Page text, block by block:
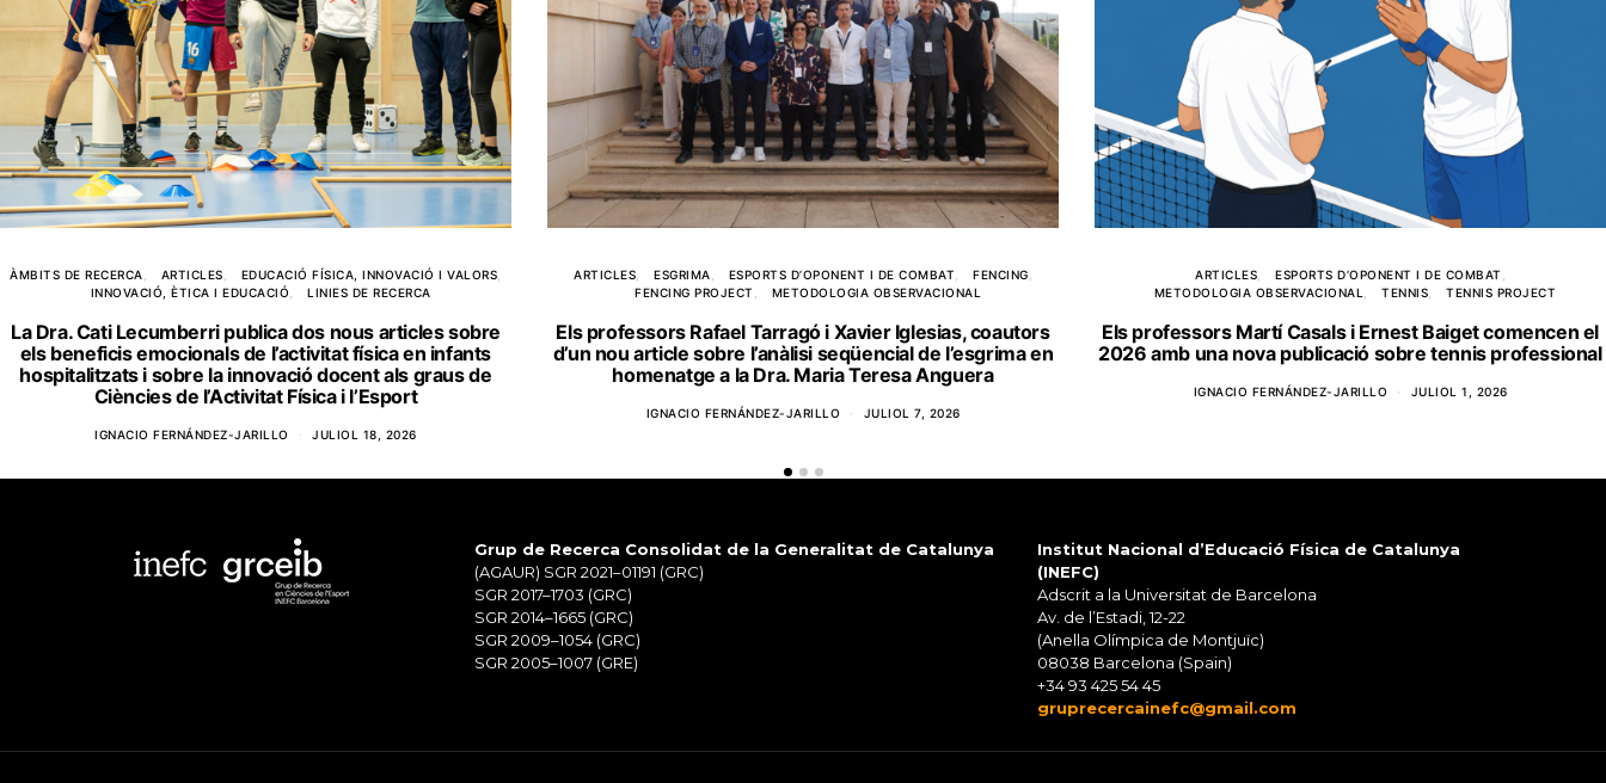
ÀMBITS DE RECERCA ARTICLES
EDUCACIÓ FÍSICA, INNOVACIÓ I VALORS
INNOVACIÓ, ÈTICA I EDUCACIÓ
LINIES DE RECERCA
La Dra. Cati Lecumberri publica dos nous articles sobre
els beneficis emocionals de l’activitat física en infants
hospitalitzats i sobre la innovació docent als graus de
Ciències de l’Activitat Física i l’Esport
IGNACIO FERNÁNDEZ-JARILLO JULIOL 18, 2026
ARTICLES ESGRIMA ESPORTS D’OPONENT I DE COMBAT
FENCING
FENCING PROJECT
METODOLOGIA OBSERVACIONAL
Els professors Rafael Tarragó i Xavier Iglesias, coautors
d’un nou article sobre l’anàlisi seqüencial de l’esgrima en
homenatge a la Dra. Maria Teresa Anguera
IGNACIO FERNÁNDEZ-JARILLO JULIOL 7, 2026
ARTICLES
ESPORTS D’OPONENT I DE COMBAT
METODOLOGIA OBSERVACIONAL
TENNIS TENNIS PROJECT
Els professors Martí Casals i Ernest Baiget comencen el
2026 amb una nova publicació sobre tennis professional
IGNACIO FERNÁNDEZ-JARILLO JULIOL 1, 2026
Grup de Recerca Consolidat de la Generalitat de Catalunya
(AGAUR) SGR 2021–01191 (GRC)
SGR 2017–1703 (GRC)
SGR 2014–1665 (GRC)
SGR 2009–1054 (GRC)
SGR 2005–1007 (GRE)
Institut Nacional d’Educació Física de Catalunya
(INEFC)
Adscrit a la Universitat de Barcelona
Av. de l’Estadi, 12-22
(Anella Olímpica de Montjuïc)
08038 Barcelona (Spain)
+34 93 425 54 45
gruprecercainefc@gmail.com